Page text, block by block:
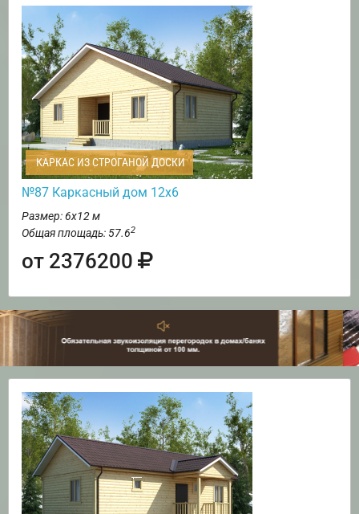
КАРКАС ИЗ СТРОГАНОЙ ДОСКИ
№87 Каркасный дом 12х6
Размер: 6х12 м
Общая площадь: 57.62
от 2376200